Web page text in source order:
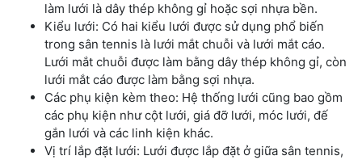
làm lưới là dây thép không gỉ hoặc sợi nhựa bền.
Kiểu lưới: Có hai kiểu lưới được sử dụng phổ biến
trong sân tennis là lưới mắt chuỗi và lưới mắt cáo.
Lưới mắt chuỗi được làm bằng dây thép không gỉ, còn
lưới mắt cáo được làm bằng sợi nhựa.
Các phụ kiện kèm theo: Hệ thống lưới cũng bao gồm
các phụ kiện như cột lưới, giá đỡ lưới, móc lưới, đế
gắn lưới và các linh kiện khác.
Vị trí lắp đặt lưới: Lưới được lắp đặt ở giữa sân tennis,